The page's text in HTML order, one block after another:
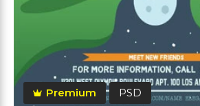
Premium PSD